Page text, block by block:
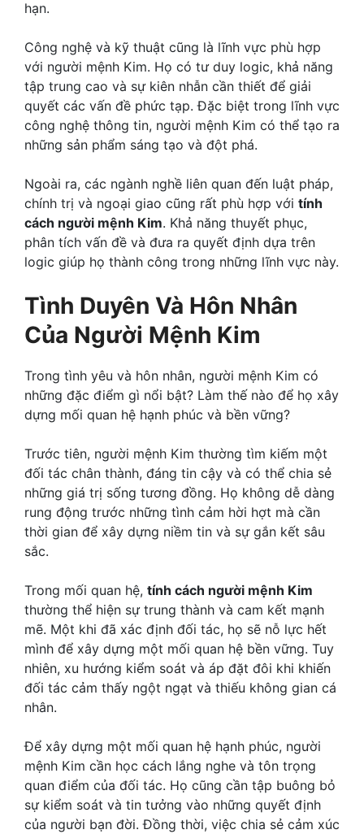
hạn.
Công nghệ và kỹ thuật cũng là lĩnh vực phù hợp
với người mệnh Kim. Họ có tư duy logic, khả năng
tập trung cao và sự kiên nhẫn cần thiết để giải
quyết các vấn đề phức tạp. Đặc biệt trong lĩnh vực
công nghệ thông tin, người mệnh Kim có thể tạo ra
những sản phẩm sáng tạo và đột phá.
Ngoài ra, các ngành nghề liên quan đến luật pháp,
chính trị và ngoại giao cũng rất phù hợp với tính
cách người mệnh Kim. Khả năng thuyết phục,
phân tích vấn đề và đưa ra quyết định dựa trên
logic giúp họ thành công trong những lĩnh vực này.
Tình Duyên Và Hôn Nhân
Của Người Mệnh Kim
Trong tình yêu và hôn nhân, người mệnh Kim có
những đặc điểm gì nổi bật? Làm thế nào để họ xây
dựng mối quan hệ hạnh phúc và bền vững?
Trước tiên, người mệnh Kim thường tìm kiếm một
đối tác chân thành, đáng tin cậy và có thể chia sẻ
những giá trị sống tương đồng. Họ không dễ dàng
rung động trước những tình cảm hời hợt mà cần
thời gian để xây dựng niềm tin và sự gắn kết sâu
sắc.
Trong mối quan hệ, tính cách người mệnh Kim
thường thể hiện sự trung thành và cam kết mạnh
mẽ. Một khi đã xác định đối tác, họ sẽ nỗ lực hết
mình để xây dựng một mối quan hệ bền vững. Tuy
nhiên, xu hướng kiểm soát và áp đặt đôi khi khiến
đối tác cảm thấy ngột ngạt và thiếu không gian cá
nhân.
Để xây dựng một mối quan hệ hạnh phúc, người
mệnh Kim cần học cách lắng nghe và tôn trọng
quan điểm của đối tác. Họ cũng cần tập buông bỏ
sự kiểm soát và tin tưởng vào những quyết định
của người bạn đời. Đồng thời, việc chia sẻ cảm xúc